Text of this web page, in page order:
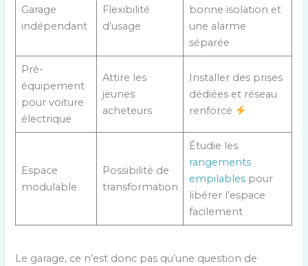
Garage
indépendant
Flexibilité
d’usage
bonne isolation et
une alarme
séparée
Pré-
équipement
pour voiture
électrique
Attire les
jeunes
acheteurs
Installer des prises
dédiées et réseau
renforcé
Espace
modulable
Possibilité de
transformation
Étudie les
rangements
empilablespour
libérer l’espace
facilement
Le garage, ce n’est donc pas qu’une question de